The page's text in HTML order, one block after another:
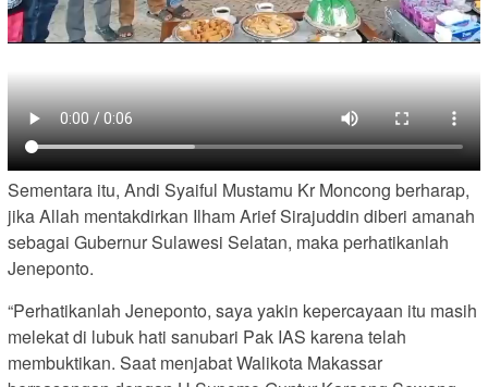
Sementara itu, Andi Syaiful Mustamu Kr Moncong berharap,
jika Allah mentakdirkan Ilham Arief Sirajuddin diberi amanah
sebagai Gubernur Sulawesi Selatan, maka perhatikanlah
Jeneponto.
“Perhatikanlah Jeneponto, saya yakin kepercayaan itu masih
melekat di lubuk hati sanubari Pak IAS karena telah
membuktikan. Saat menjabat Walikota Makassar